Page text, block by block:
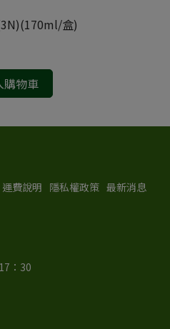
盒)
購物車
運費說明 隱私權政策 最新消息
：30